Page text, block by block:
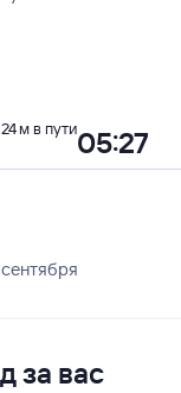
05:27
24 м в пути
за вас